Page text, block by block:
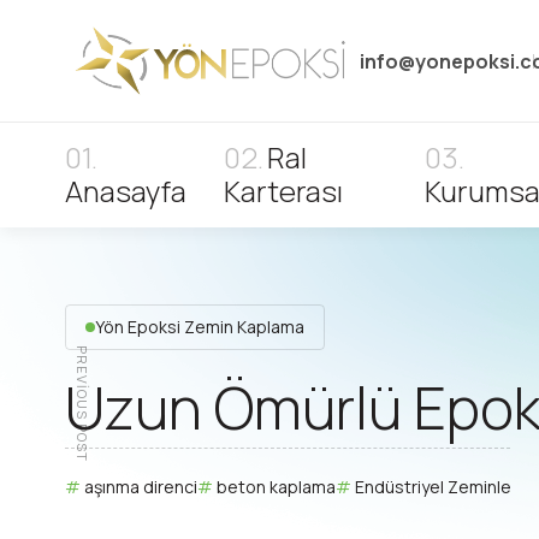
Anasayfa
Ral
Karterası
Yön Epoksi Zemin Kaplama
Uzun Ömürlü
aşınma direnci beton kaplama Endüstriyel Zeminler
PREVIOUS POST